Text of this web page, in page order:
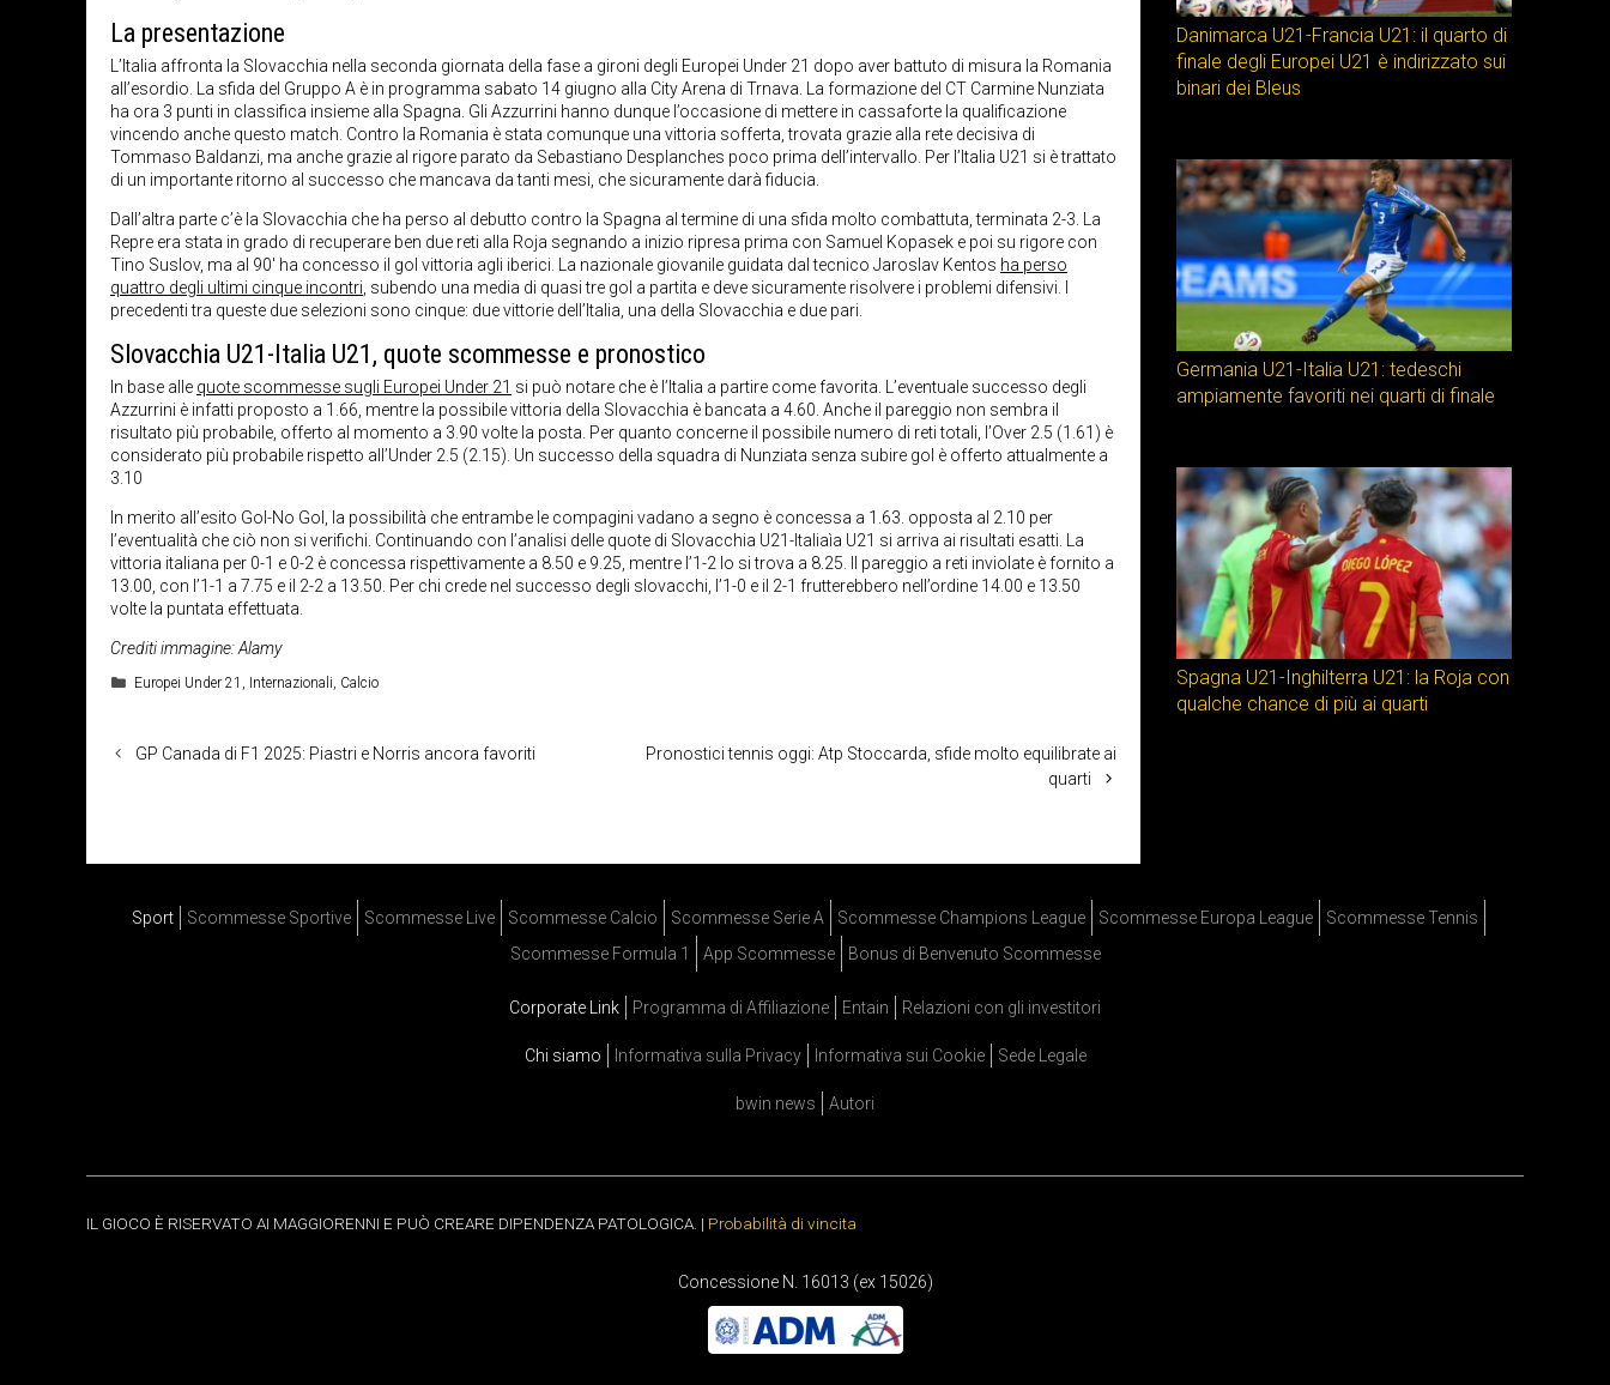
La presentazione
L’Italia affronta la Slovacchia nella seconda giornata della fase a gironi degli Europei Under 21 dopo aver battuto di misura la Romania
all’esordio. La sfida del Gruppo A è in programma sabato 14 giugno alla City Arena di Trnava. La formazione del CT Carmine Nunziata
ha ora 3 punti in classifica insieme alla Spagna. Gli Azzurrini hanno dunque l’occasione di mettere in cassaforte la qualificazione
vincendo anche questo match. Contro la Romania è stata comunque una vittoria sofferta, trovata grazie alla rete decisiva di
Tommaso Baldanzi, ma anche grazie al rigore parato da Sebastiano Desplanches poco prima dell’intervallo. Per l’Italia U21 si è trattato
di un importante ritorno al successo che mancava da tanti mesi, che sicuramente darà fiducia.
Dall’altra parte c’è la Slovacchia che ha perso al debutto contro la Spagna al termine di una sfida molto combattuta, terminata 2-3. La
Repre era stata in grado di recuperare ben due reti alla Roja segnando a inizio ripresa prima con Samuel Kopasek e poi su rigore con
Tino Suslov, ma al 90′ ha concesso il gol vittoria agli iberici. La nazionale giovanile guidata dal tecnico Jaroslav Kentos ha perso
quattro degli ultimi cinque incontri , subendo una media di quasi tre gol a partita e deve sicuramente risolvere i problemi difensivi. I
precedenti tra queste due selezioni sono cinque: due vittorie dell’Italia, una della Slovacchia e due pari.
Slovacchia U21-Italia U21, quote scommesse e pronostico
In base alle quote scommesse sugli Europei Under 21 si può notare che è l’Italia a partire come favorita. L’eventuale successo degli
Azzurrini è infatti proposto a 1.66, mentre la possibile vittoria della Slovacchia è bancata a 4.60. Anche il pareggio non sembra il
risultato più probabile, offerto al momento a 3.90 volte la posta. Per quanto concerne il possibile numero di reti totali, l’Over 2.5 (1.61) è
considerato più probabile rispetto all’Under 2.5 (2.15). Un successo della squadra di Nunziata senza subire gol è offerto attualmente a
3.10
In merito all’esito Gol-No Gol, la possibilità che entrambe le compagini vadano a segno è concessa a 1.63. opposta al 2.10 per
l’eventualità che ciò non si verifichi. Continuando con l’analisi delle quote di Slovacchia U21-Italiaìa U21 si arriva ai risultati esatti. La
vittoria italiana per 0-1 e 0-2 è concessa rispettivamente a 8.50 e 9.25, mentre l’1-2 lo si trova a 8.25. Il pareggio a reti inviolate è fornito a
13.00, con l’1-1 a 7.75 e il 2-2 a 13.50. Per chi crede nel successo degli slovacchi, l’1-0 e il 2-1 frutterebbero nell’ordine 14.00 e 13.50
volte la puntata effettuata.
Crediti immagine: Alamy
Categorie
Europei Under 21 , Internazionali, Calcio
GP Canada di F1 2025: Piastri e Norris ancora favoriti
Pronostici tennis oggi: Atp Stoccarda, sfide molto equilibrate ai
quarti
Danimarca U21-Francia U21: il quarto di
finale degli Europei U21 è indirizzato sui
binari dei Bleus
Germania U21-Italia U21: tedeschi
ampiamente favoriti nei quarti di finale
Spagna U21-Inghilterra U21: la Roja con
qualche chance di più ai quarti
Sport Scommesse Sportive Scommesse Live Scommesse Calcio Scommesse Serie A Scommesse Champions League Scommesse Europa League
Scommesse Tennis
Scommesse Formula 1
App Scommesse Bonus di Benvenuto Scommesse
Corporate Link Programma di Affiliazione Entain Relazioni con gli investitori
Chi siamo Informativa sulla Privacy Informativa sui Cookie Sede Legale
bwin news Autori
IL GIOCO È RISERVATO AI MAGGIORENNI E PUÒ CREARE DIPENDENZA PATOLOGICA. | Probabilità di vincita
Concessione N. 16013 (ex 15026)